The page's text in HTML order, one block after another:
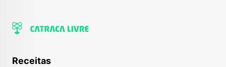
Receitas